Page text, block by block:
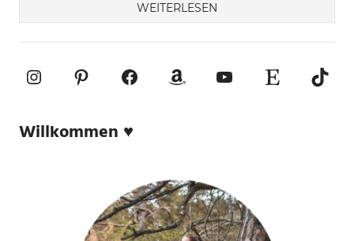
WEITERLESEN
InstagramPinterestFacebookAmazonYouTube
Etsy-Shop
Willkommen ♥